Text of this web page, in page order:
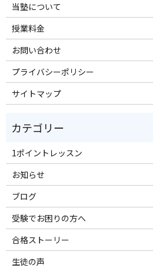
当塾について
授業料金
お問い合わせ
プライバシーポリシー
サイトマップ
1ポイントレッスン
お知らせ
ブログ
受験でお困りの方へ
合格ストーリー
生徒の声